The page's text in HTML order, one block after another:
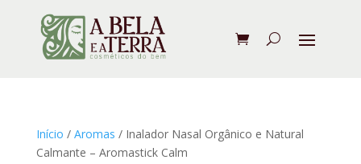
Início / Aromas / Inalador Nasal Orgânico e Natural
Calmante – Aromastick Calm